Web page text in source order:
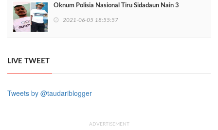
Oknum Polisia Nasional Tiru Sidadaun Nain 3
2021-06-05 18:55:57
LIVE TWEET
Tweets by @taudariblogger
ADVERTISEMENT